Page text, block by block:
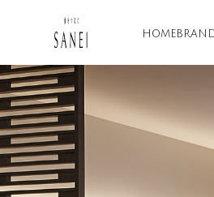
HOME